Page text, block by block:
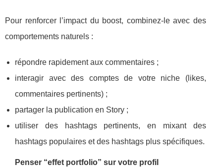
Pour renforcer l’impact du boost, combinez-le avec des
comportements naturels :
répondre rapidement aux commentaires ;
interagir avec des comptes de votre niche (likes,
commentaires pertinents) ;
partager la publication en Story ;
utiliser des hashtags pertinents, en mixant des
hashtags populaires et des hashtags plus spécifiques.
Penser “effet portfolio” sur votre profil